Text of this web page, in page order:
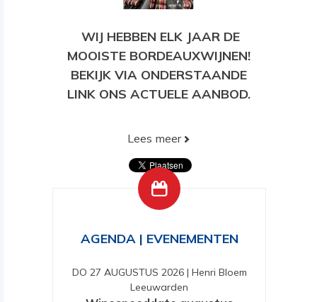
WIJ HEBBEN ELK JAAR DE
MOOISTE BORDEAUXWIJNEN!
BEKIJK VIA ONDERSTAANDE
LINK ONS ACTUELE AANBOD.
AANBOD!
Lees meer
AGENDA | EVENEMENTEN
DO 27 AUGUSTUS 2026| Henri Bloem
Leeuwarden